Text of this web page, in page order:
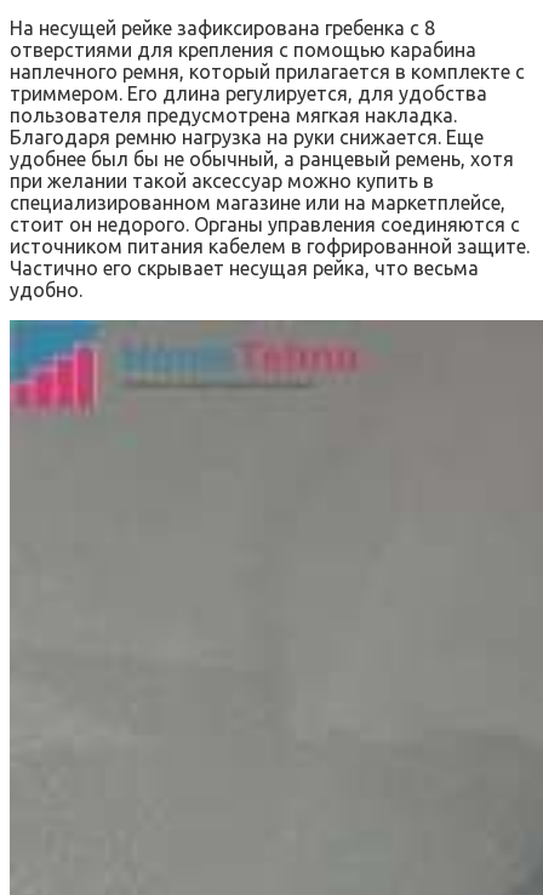
На несущей рейке зафиксирована гребенка с 8
отверстиями для крепления с помощью карабина
наплечного ремня, который прилагается в комплекте с
триммером. Его длина регулируется, для удобства
пользователя предусмотрена мягкая накладка.
Благодаря ремню нагрузка на руки снижается. Еще
удобнее был бы не обычный, а ранцевый ремень, хотя
при желании такой аксессуар можно купить в
специализированном магазине или на маркетплейсе,
стоит он недорого. Органы управления соединяются с
источником питания кабелем в гофрированной защите.
Частично его скрывает несущая рейка, что весьма
удобно.